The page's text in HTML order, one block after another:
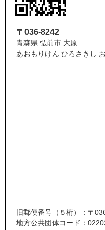
〒036-8242
青森県 弘前市 大原
あおもりけん ひろさきし
旧郵便番号（５桁）：〒
地方公共団体コード：